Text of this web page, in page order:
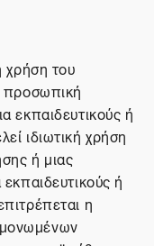
χρήση του
προσωπική
εκπαιδευτικούς ή
ιδιωτική χρήση
ή μιας
ή
η